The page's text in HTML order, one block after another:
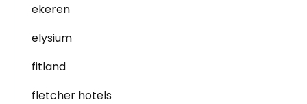
ekeren
elysium
fitland
fletcher hotels